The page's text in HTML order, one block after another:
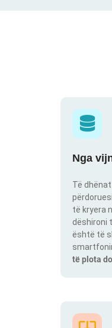
Nga
Të
të kryera
dëshironi
është të
të plota